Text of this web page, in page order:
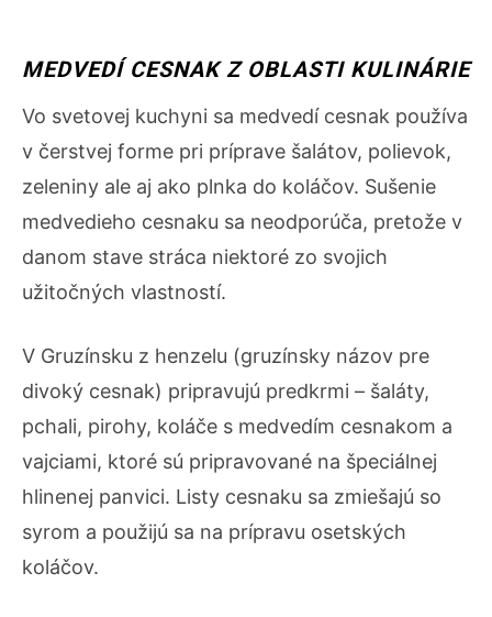
MEDVEDÍ CESNAK Z OBLASTI KULINÁRIE
Vo svetovej kuchyni sa medvedí cesnak používa
v čerstvej forme pri príprave šalátov, polievok,
zeleniny ale aj ako plnka do koláčov. Sušenie
medvedieho cesnaku sa neodporúča, pretože v
danom stave stráca niektoré zo svojich
užitočných vlastností.
V Gruzínsku z henzelu (gruzínsky názov pre
divoký cesnak) pripravujú predkrmi – šaláty,
pchali, pirohy, koláče s medvedím cesnakom a
vajciami, ktoré sú pripravované na špeciálnej
hlinenej panvici. Listy cesnaku sa zmiešajú so
syrom a použijú sa na prípravu osetských
koláčov.